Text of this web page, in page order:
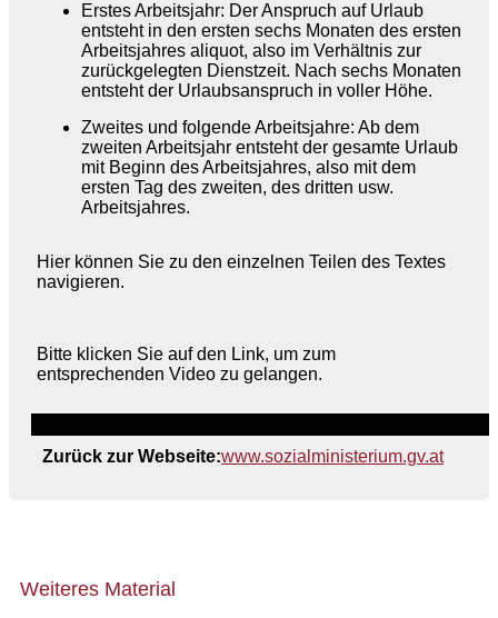
Erstes Arbeitsjahr: Der Anspruch auf Urlaub
entsteht in den ersten sechs Monaten des ersten
Arbeitsjahres aliquot, also im Verhältnis zur
zurückgelegten Dienstzeit. Nach sechs Monaten
entsteht der Urlaubsanspruch in voller Höhe.
Zweites und folgende Arbeitsjahre: Ab dem
zweiten Arbeitsjahr entsteht der gesamte Urlaub
mit Beginn des Arbeitsjahres, also mit dem
ersten Tag des zweiten, des dritten usw.
Arbeitsjahres.
Hier können Sie zu den einzelnen Teilen des Textes
navigieren.
Bitte klicken Sie auf den Link, um zum
entsprechenden Video zu gelangen.
Zurück zur Webseite:www.sozialministerium.gv.at
Weiteres Material